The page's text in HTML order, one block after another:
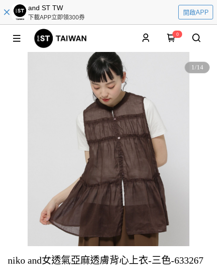
and ST TW
下載APP立即領300券
開啟APP
0
1/14
niko and女透氣亞麻透膚背心上衣-三色-633267